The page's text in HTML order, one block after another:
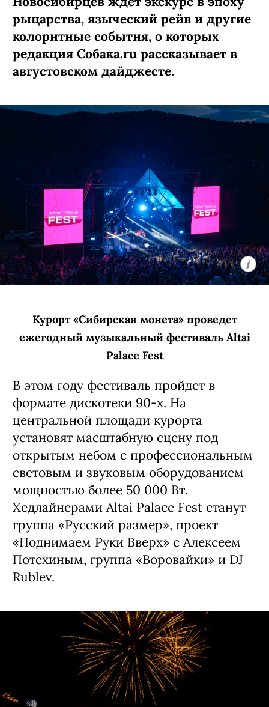
рыцарства, языческий рейв и другие
колоритные события, о которых
редакция Собака.ru рассказывает в
августовском дайджесте.
Курорт «Сибирская монета» проведет
ежегодный музыкальный фестиваль Altai
Palace Fest
В этом году фестиваль пройдет в
формате дискотеки 90-х. На
центральной площади курорта
установят масштабную сцену под
открытым небом с профессиональным
световым и звуковым оборудованием
мощностью более 50 000 Вт.
Хедлайнерами Altai Palace Fest станут
группа «Русский размер», проект
«Поднимаем Руки Вверх» с Алексеем
Потехиным, группа «Воровайки» и DJ
Rublev.